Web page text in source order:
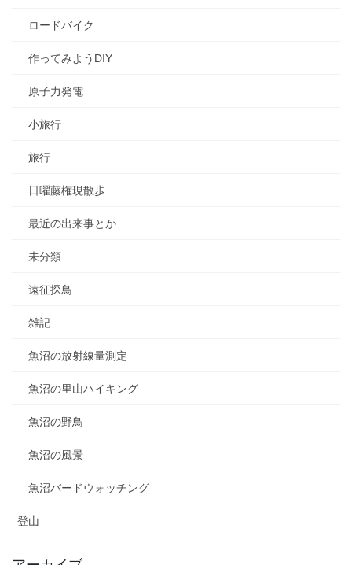
ロードバイク
作ってみようDIY
原子力発電
小旅行
旅行
日曜藤権現散歩
最近の出来事とか
未分類
遠征探鳥
雑記
魚沼の放射線量測定
魚沼の里山ハイキング
魚沼の野鳥
魚沼の風景
魚沼バードウォッチング
登山